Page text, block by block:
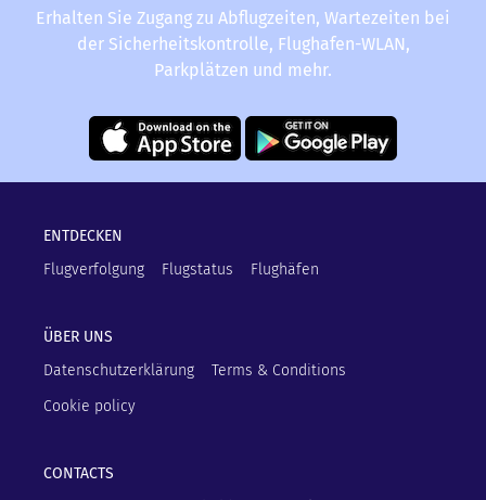
Erhalten Sie Zugang zu Abflugzeiten, Wartezeiten bei
der Sicherheitskontrolle, Flughafen-WLAN,
Parkplätzen und mehr.
ENTDECKEN
Flugverfolgung
Flugstatus Flughäfen
ÜBER UNS
Datenschutzerklärung
Terms & Conditions
Cookie policy
CONTACTS